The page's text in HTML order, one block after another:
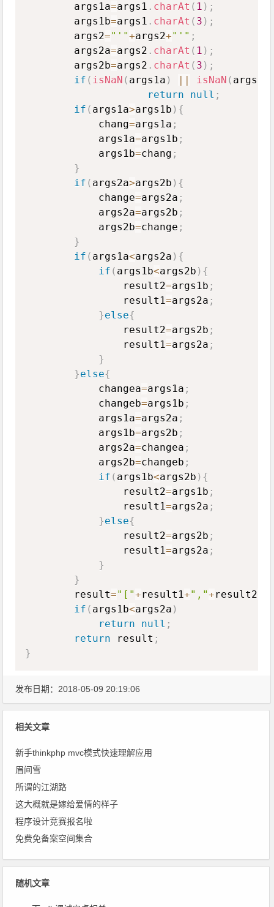
        args1a
=args1 . charAt ( 1 ) ;
        args1b
=args1 . charAt ( 3 ) ;
        args2
="'"+args2+"'" ;
        args2a
=args2 . charAt ( 1 ) ;
        args2b
=args2 . charAt ( 3 ) ;
if ( isNaN ( args1a ) || isNaN ( args1b
return
null ;
if ( args1a>args1b ) {
            chang
=args1a ;
            args1a
=args1b ;
            args1b
=chang ;
}
if ( args2a>args2b ) {
            change
=args2a ;
            args2a
=args2b ;
            args2b
=change ;
}
if ( args1a<args2a ) {
if ( args1b<args2b ) {
                result2
=args1b ;
                result1
=args2a ;
}else{
                result2
=args2b ;
                result1
=args2a ;
}
}else{
            changea
=args1a ;
            changeb
=args1b ;
            args1a
=args2a ;
            args1b
=args2b ;
            args2a
=changea ;
            args2b
=changeb ;
if ( args1b<args2b ) {
                result2
=args1b ;
                result1
=args2a ;
}else{
                result2
=args2b ;
                result1
=args2a ;
}
}
        result
="["+result1+","+result2+
if ( args1b<args2a )
return
null ;
return result ;
}
发布日期：2018-05-09 20:19:06
相关文章
新手thinkphp mvc模式快速理解应用
眉间雪
所谓的江湖路
这大概就是嫁给爱情的样子
程序设计竞赛报名啦
免费免备案空间集合
随机文章